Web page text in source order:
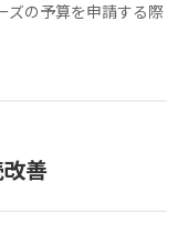
ズの予算を申請する際
善